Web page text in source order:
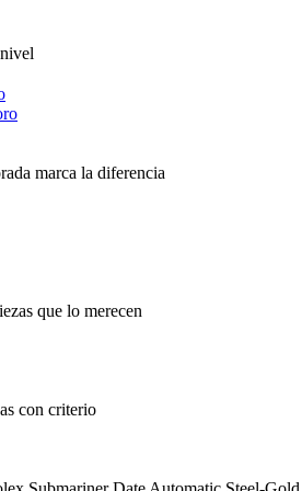
marca la diferencia
que lo merecen
con criterio